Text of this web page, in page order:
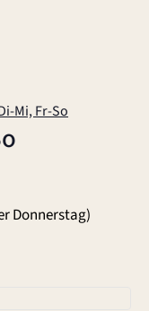
Mi, Fr-So
Donnerstag)